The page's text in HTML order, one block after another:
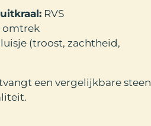
RVS
omtrek
(troost, zachtheid,
een vergelijkbare steen